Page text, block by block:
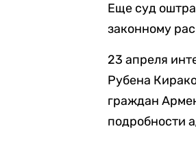
Еще суд
законному
23 апреля
Рубена
граждан
подробности